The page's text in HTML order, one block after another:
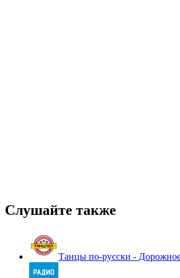
Слушайте также
Танцы по-русски -